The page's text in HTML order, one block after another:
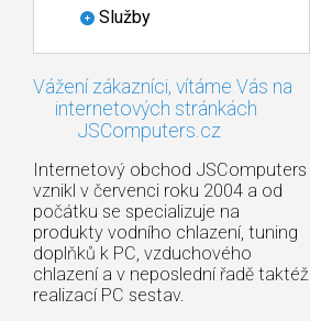
Služby
Vážení zákazníci, vítáme Vás na
internetových stránkách
JSComputers.cz
Internetový obchod JSComputers
vznikl v červenci roku 2004 a od
počátku se specializuje na
produkty vodního chlazení, tuning
doplňků k PC, vzduchového
chlazení a v neposlední řadě taktéž
realizací PC sestav.